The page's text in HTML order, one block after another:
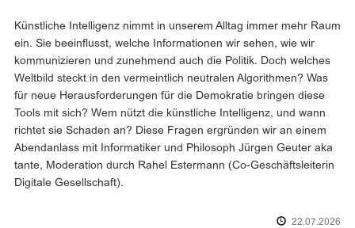
Künstliche Intelligenz nimmt in unserem Alltag immer mehr Raum
ein. Sie beeinflusst, welche Informationen wir sehen, wie wir
kommunizieren und zunehmend auch die Politik. Doch welches
Weltbild steckt in den vermeintlich neutralen Algorithmen? Was
für neue Herausforderungen für die Demokratie bringen diese
Tools mit sich? Wem nützt die künstliche Intelligenz, und wann
richtet sie Schaden an? Diese Fragen ergründen wir an einem
Abendanlass mit Informatiker und Philosoph Jürgen Geuter aka
tante, Moderation durch Rahel Estermann (Co-Geschäftsleiterin
Digitale Gesellschaft).
22.07.2026